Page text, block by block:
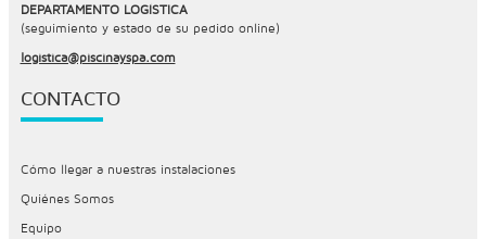
DEPARTAMENTO LOGÍSTICA
(seguimiento y estado de su pedido online)
logistica@piscinayspa.com
CONTACTO
Cómo llegar a nuestras instalaciones
Quiénes Somos
Equipo